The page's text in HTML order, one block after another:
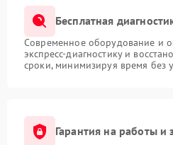
Бесплатная
Современное оборудование и
экспресс-диагностику и
сроки, минимизируя время без
Гарантия на работы и